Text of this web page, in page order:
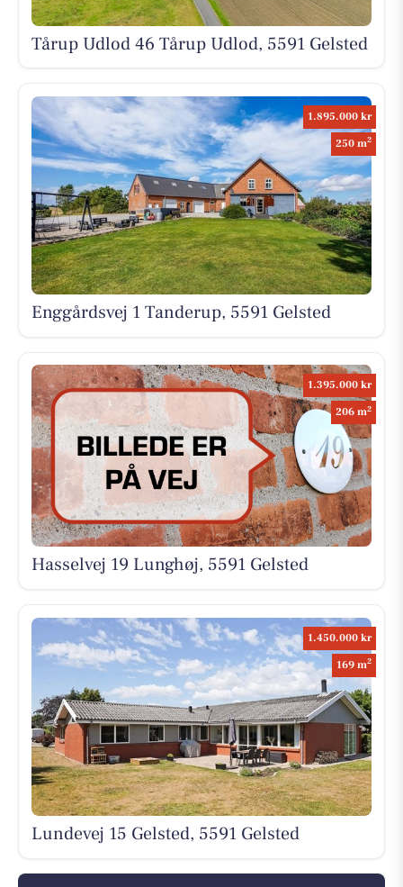
Tårup Udlod 46 Tårup Udlod, 5591 Gelsted
1.895.000 kr
250 m2
Enggårdsvej 1 Tanderup, 5591 Gelsted
1.395.000 kr
206 m2
Hasselvej 19 Lunghøj, 5591 Gelsted
1.450.000 kr
169 m2
Lundevej 15 Gelsted, 5591 Gelsted